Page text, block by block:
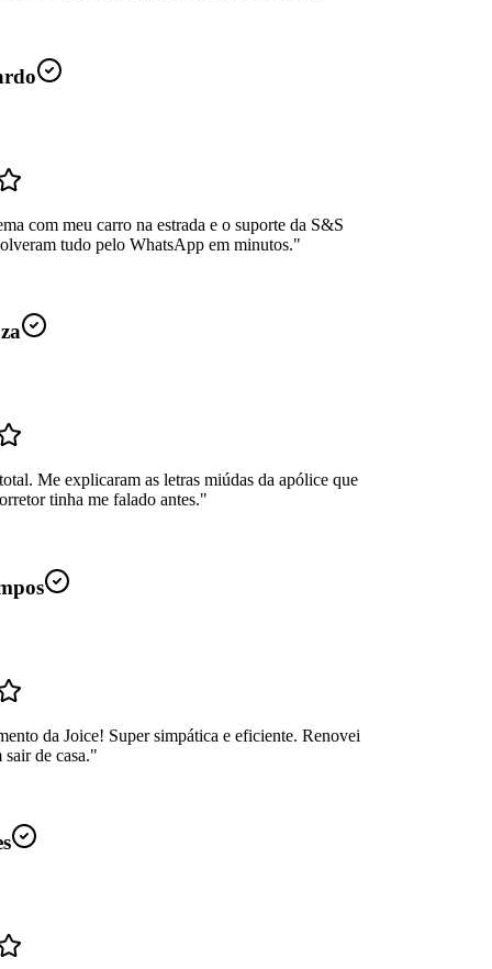
com meu carro na estrada e o suporte da S&S
tudo pelo WhatsApp em minutos."
Me explicaram as letras miúdas da apólice que
tinha me falado antes."
da Joice! Super simpática e eficiente. Renovei
sair de casa."